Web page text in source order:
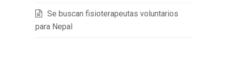
Se buscan fisioterapeutas voluntarios
para Nepal